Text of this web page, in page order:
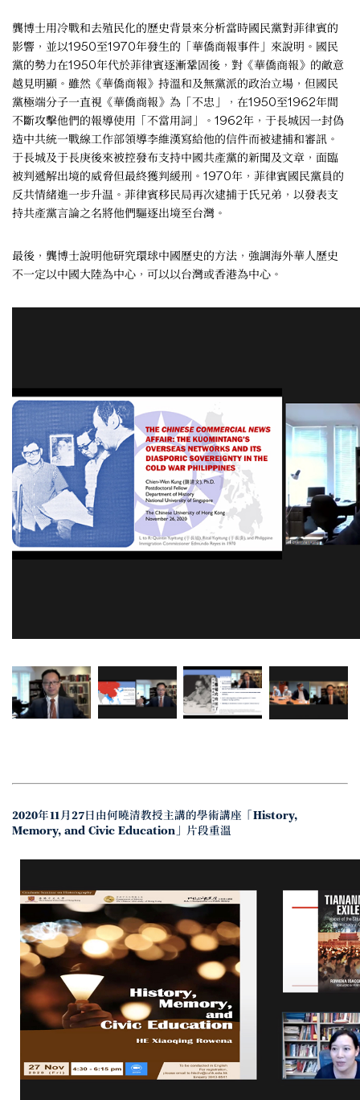
龔博士用冷戰和去殖民化的歷史背景來分析當時國民黨對菲律賓的
影響，並以1950至1970年發生的「華僑商報事件」來說明。國民
黨的勢力在1950年代於菲律賓逐漸鞏固後，對《華僑商報》的敵意
越見明顯。雖然《華僑商報》持溫和及無黨派的政治立場，但國民
黨極端分子一直視《華僑商報》為「不忠」，在1950至1962年間
不斷攻擊他們的報導使用「不當用詞」。1962年，于長城因一封偽
造中共統一戰線工作部領導李維漢寫給他的信件而被逮捕和審訊。
于長城及于長庚後來被控發布支持中國共產黨的新聞及文章，面臨
被判遞解出境的威脅但最終獲判緩刑。1970年，菲律賓國民黨員的
反共情緒進一步升温。菲律賓移民局再次逮捕于氏兄弟，以發表支
持共產黨言論之名將他們驅逐出境至台灣。
最後，龔博士說明他研究環球中國歷史的方法，強調海外華人歷史
不一定以中國大陸為中心，可以以台灣或香港為中心。
2020年11月27日由何曉清教授主講的學術講座「History,
Memory, and Civic Education」片段重溫